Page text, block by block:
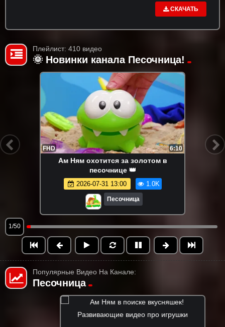
СКАЧАТЬ
Плейлист: 410 видео
🌞 Новинки канала Песочница!
FHD 6:10
Ам Ням охотится за золотом в
песочнице 👑
2026-07-31 13:00 1.0K
Песочница
1/50
Популярные Видео На Канале:
Песочница